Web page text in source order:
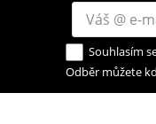
Souhlasím
Odběr můžete